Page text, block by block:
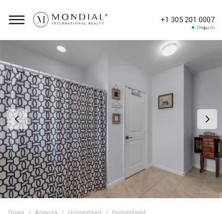
+1 305 201 0007
Открыто
Дома Аренда Homestead Homestead,